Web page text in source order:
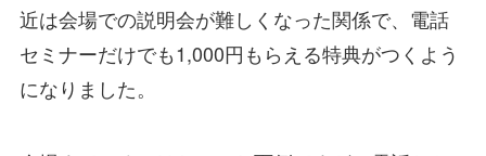
近は会場での説明会が難しくなった関係で、電話
セミナーだけでも1,000円もらえる特典がつくよう
になりました。